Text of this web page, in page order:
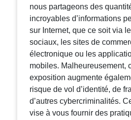
nous partageons des
incroyables d’informations
sur Internet, que ce soit via
sociaux, les sites de
électronique ou les
mobiles. Malheureusement,
exposition augmente
risque de vol d’identité, de
d’autres cybercriminalités.
vise à vous fournir des